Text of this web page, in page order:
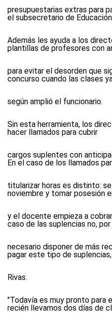
presupuestarias extras para
el subsecretario de
Además les ayuda a los
plantillas de profesores con
para evitar el desorden que
concurso cuando las clases
según amplió el funcionario.
Sin esta herramienta, los
hacer llamados para cubrir
cargos suplentes con
En el caso de los llamados
titularizar horas es distinto:
noviembre y tomar posesión
y el docente empieza a
caso de las suplencias no,
necesario disponer de más
pagar este tipo de
Rivas.
"Todavía es muy pronto para
recién llevamos dos días de